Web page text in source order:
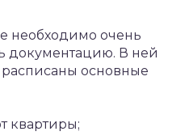
необходимо очень
документацию. В ней
основные
квартиры;